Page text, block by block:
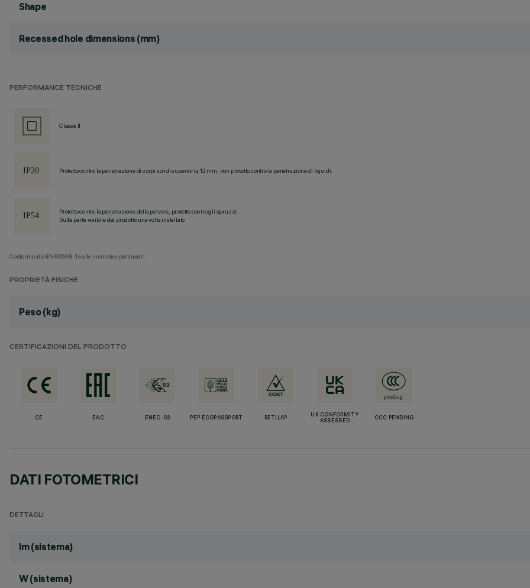
Shape
Recessed hole dimensions (mm)
PERFORMANCE TECNICHE
Classe II
Protetto contro la penetrazione di corpi solidi superiori a 12 mm, non protetto contro la penetrazione di liquidi.
Protetto contro la penetrazione della polvere, protetto contro gli spruzzi.
Sulla parte visibile del prodotto una volta installato
Conforme alla EN60598-1 e alle normative pertinenti.
PROPRIETÀ FISICHE
Peso (kg)
CERTIFICAZIONI DEL PRODOTTO
CE EAC ENEC-03 PEP ECOPASSPORT RETILAP
UK CONFORMITY
ASSESSED
CCC PENDING
DATI FOTOMETRICI
DETTAGLI
lm (sistema)
W (sistema)